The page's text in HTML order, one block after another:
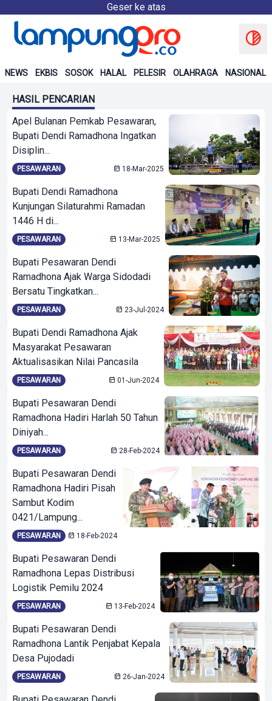
Geser ke atas
NEWS EKBIS SOSOK HALAL PELESIR OLAHRAGA NASIONAL
HASIL PENCARIAN
Apel Bulanan Pemkab Pesawaran,
Bupati Dendi Ramadhona Ingatkan
Disiplin...
PESAWARAN 18-Mar-2025
Bupati Dendi Ramadhona
Kunjungan Silaturahmi Ramadan
1446 H di...
PESAWARAN 13-Mar-2025
Bupati Pesawaran Dendi
Ramadhona Ajak Warga Sidodadi
Bersatu Tingkatkan...
PESAWARAN 23-Jul-2024
Bupati Dendi Ramadhona Ajak
Masyarakat Pesawaran
Aktualisasikan Nilai Pancasila
PESAWARAN 01-Jun-2024
Bupati Pesawaran Dendi
Ramadhona Hadiri Harlah 50 Tahun
Diniyah...
PESAWARAN 28-Feb-2024
Bupati Pesawaran Dendi
Ramadhona Hadiri Pisah
Sambut Kodim
0421/Lampung...
PESAWARAN 18-Feb-2024
Bupati Pesawaran Dendi
Ramadhona Lepas Distribusi
Logistik Pemilu 2024
PESAWARAN 13-Feb-2024
Bupati Pesawaran Dendi
Ramadhona Lantik Penjabat Kepala
Desa Pujodadi
PESAWARAN 26-Jan-2024